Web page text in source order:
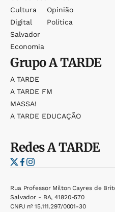
Cultura
Digital
Salvador
Economia
Opinião
Política
GrupoA TARDE
A TARDE
A TARDE FM
MASSA!
A TARDE EDUCAÇÃO
RedesA TARDE
Rua Professor Milton Cayres de
Salvador - BA, 41820-570
CNPJ nº 15.111.297/0001-30